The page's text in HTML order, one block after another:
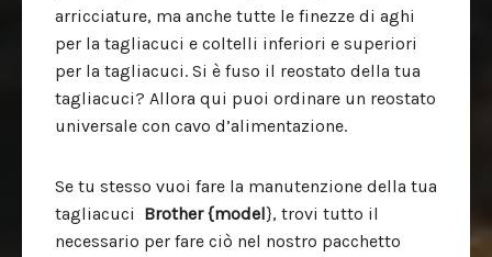
arricciature, ma anche tutte le finezze di aghi
per la tagliacuci e coltelli inferiori e superiori
per la tagliacuci. Si è fuso il reostato della tua
tagliacuci? Allora qui puoi ordinare un reostato
universale con cavo d’alimentazione.
Se tu stesso vuoi fare la manutenzione della tua
tagliacuci Brother {model}, trovi tutto il
necessario per fare ciò nel nostro pacchetto